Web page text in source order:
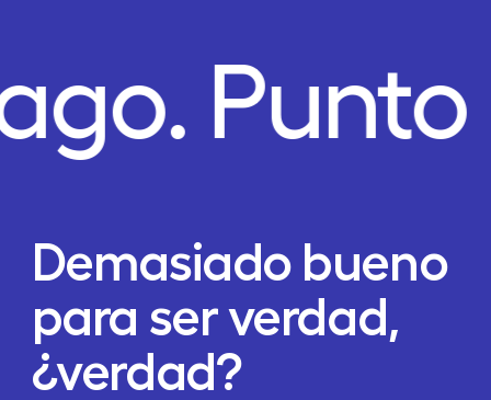
Demasiado bueno
para ser verdad,
¿verdad?